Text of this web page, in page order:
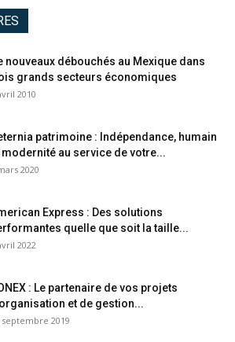
nouveaux débouchés au Mexique dans
grands secteurs économiques
2010
patrimoine : Indépendance, humain
modernité au service de votre...
2020
Express : Des solutions
quelle que soit la taille...
2022
: Le partenaire de vos projets
et de gestion...
septembre 2019